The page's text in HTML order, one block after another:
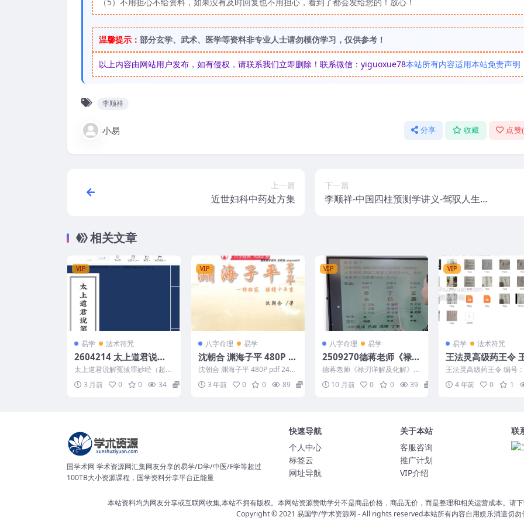
（5）不用担心不给资料，如果没有及时回复也不用担心，看到了都会发给您的！放心！
温馨提示： 部分玄学、武术、医学等资料非专业人士请勿模仿学习，仅供参考！
以上内容由网站用户发布，如有侵权，请联系我们立即删除！联系微信：yiguoxue78本站所有内容适用本站免责声明
李顺祥
小易 分享 收藏 点赞(
上一篇
近世妇科中药处方集
下一篇
李顺祥-中国四柱预测学讲义-驾驭人生深
相关文章
VIP
易学 法术符咒
2604214 太上道君说解
冤拔罪妙经（超度可用）
1
太上道君说解冤拔罪妙经（超度
可用）1 2604214
3 月前 0 0 34
VIP
八字命理 易学
沈朝合 渊海子平 480P p
df
沈朝合 渊海子平 480P pdf 240
3 年前 0 0 89
VIP
八字命理 易学
2509270德蒋老师《禄刃
详解及化解》1集视频 5
个小时课程Y
德蒋老师《禄刃详解及化解》1
集视频 5个小时课程Y 2509270
10 月前 0 0 39
VIP
易学 法术符咒
王法灵高级药王令
2022年6月份高级
课程视频+图片
王法灵高级药王令 编号
DB08050 王法灵2022年
高级药王令...
4 年前 0 1
国学术网 学术资源网汇集网友分享的易学/D学/中医/F学等超过
100TB大小资源课程，国学资料分享平台正能量
快速导航
个人中心
标签云
网址导航
关于本站
客服咨询
推广计划
VIP介绍
联
本站资料均为网友分享或互联网收集,本站不拥有版权。本网站资源赞助学分不是商品价格，商品无价，而是整理和相关运营成本。请
Copyright © 2021 易国学/学术资源网 - All rights reserved本站所有内容自用娱乐消遣切勿